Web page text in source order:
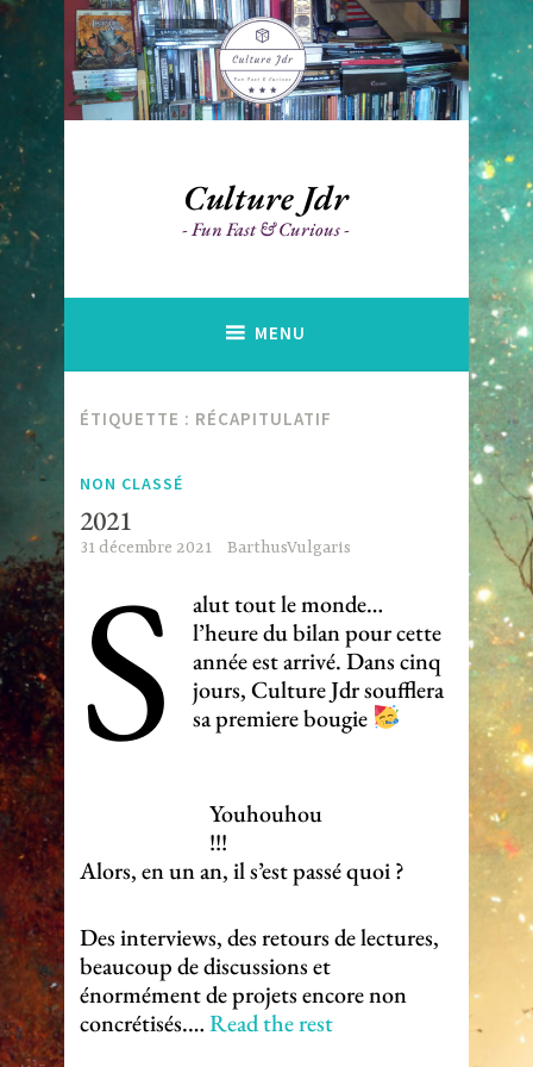
Accéder
au
contenu
principal
Culture Jdr
Fun Fast & Curious
MENU
ÉTIQUETTE : RÉCAPITULATIF
NON CLASSÉ
2021
31 décembre 2021 BarthusVulgaris
S
alut tout le monde…
l’heure du bilan pour cette
année est arrivé. Dans cinq
jours, Culture Jdr soufflera
sa premiere bougie
Youhouhou
!!!
Alors, en un an, il s’est passé quoi ?
Des interviews, des retours de lectures,
beaucoup de discussions et
énormément de projets encore non
concrétisés.…Read the rest